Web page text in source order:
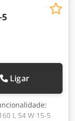
5
Ligar
L 54 W 15-5